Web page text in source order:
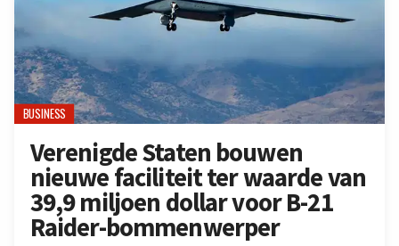
BUSINESS
Verenigde Staten bouwen
nieuwe faciliteit ter waarde van
39,9 miljoen dollar voor B-21
Raider-bommenwerper